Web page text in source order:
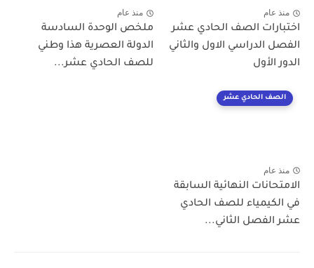
منذ عام
اختبارات الصف الحادي عشر
الفصل الدراسي الاول والثاني
الدور الأول
منذ عام
ملخص الوحدة السادسة
الدولة العصرية هذا وطني
للصف الحادي عشر...
الصف الحادي عشر
منذ عام
الامتحانات النهائية السابقة
في الكيمياء للصف الحادي
عشر الفصل الثاني...